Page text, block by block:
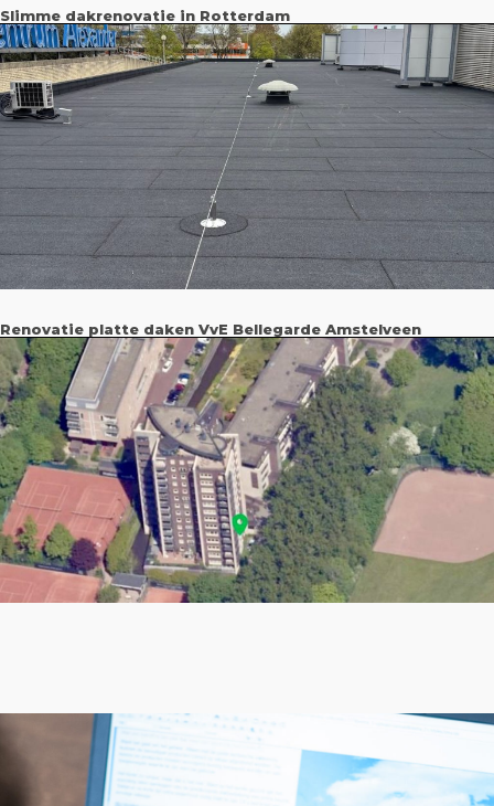
Slimme dakrenovatie in Rotterdam
Renovatie platte daken VvE Bellegarde Amstelveen